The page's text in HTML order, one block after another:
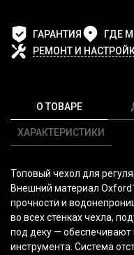
ГАРАНТИЯ
ГДЕ
РЕМОНТ И
О ТОВАРЕ
ХАРАКТЕРИСТИКИ
Топовый чехол для
Внешний материал
прочности и
во всех стенках чехла,
под деку —
инструмента. Система